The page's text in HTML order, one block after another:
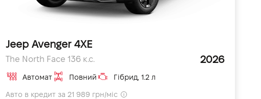
Jeep Avenger 4XE
The North Face 136 к.с. 2026
Автомат Повний Гібрид, 1.2 л
Авто в кредит за 21 989 грн/міс